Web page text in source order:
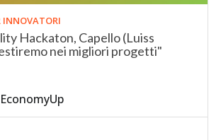
INNOVATORI
Hackaton, Capello (Luiss
nei migliori progetti"